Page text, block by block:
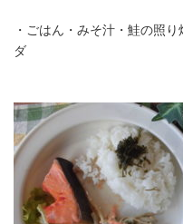
・ごはん・みそ汁・鮭の照
ダ